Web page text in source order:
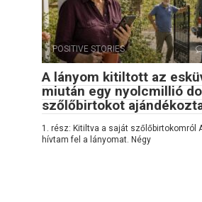
POSITIVE STORIES
A lányom kitiltott az
miután egy nyolcmillió
szőlőbirtokot
1. rész: Kitiltva a saját szőlőbirtokomról
hívtam fel a lányomat. Négy